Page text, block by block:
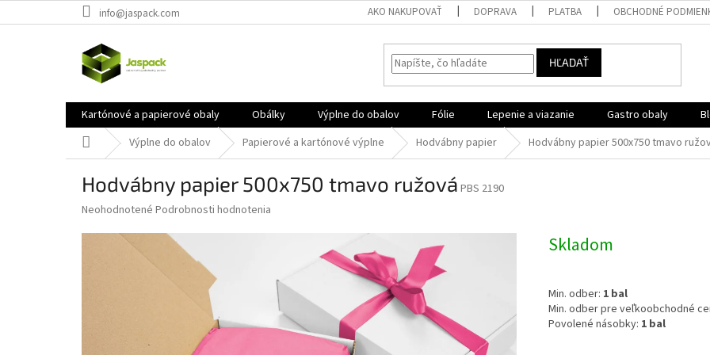
na
info@jaspack.com AKO NAKUPOVAŤ DOPRAVA PLATBA OBCHODNÉ
HĽADAŤ
Kartónové a papierové obaly Obálky Výplne do obalov Fólie Lepenie a viazanie Gastro obaly
DomovVýplne do obalov Papierové a kartónové výplne Hodvábny papier Hodvábny papier 500x750 tmavo
Hodvábny papier 500x750 tmavo ružová PBS 2190
Priemerné
produktu
Neohodnotené Podrobnosti hodnotenia
Skladom
Min. odber: 1 bal
Min. odber pre veľkoobchodné
Povolené násobky: 1 bal